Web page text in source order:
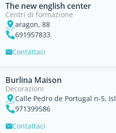
The new english center
Centri di formazione
aragon, 88
691957833
Contattaci
Burlina Maison
Decorazioni
Calle Pedro de Portugal n-5,
971399586
Contattaci